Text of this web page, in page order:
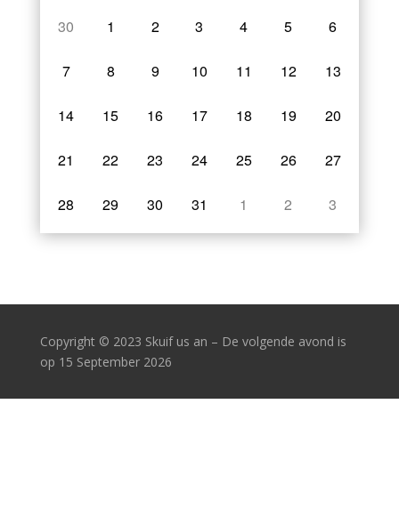
30
1 2 3 4 5 6
7 8 9 10 11 12 13
14 15 16 17 18 19 20
21 22 23 24 25 26 27
28 29 30 31 1 2 3
Copyright © 2023 Skuif us an – De volgende avond is
op 15 September 2026